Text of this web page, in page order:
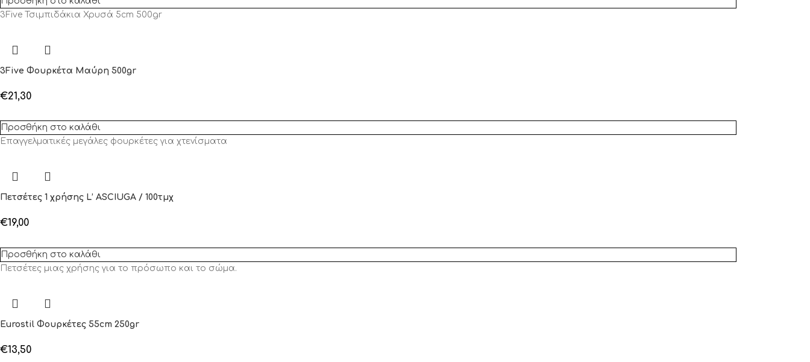
3Five Τσιμπιδάκια Χρυσά 5cm 500gr
3Five Φουρκέτα Μαύρη 500gr
€21,30
Προσθήκη στο καλάθι
Επαγγελματικές μεγάλες φουρκέτες για χτενίσματα
Πετσέτες 1 χρήσης L’ ASCIUGA / 100τμχ
€19,00
Προσθήκη στο καλάθι
Πετσέτες μιας χρήσης για το πρόσωπο και το σώμα.
Eurostil Φουρκέτες 55cm 250gr
€13,50